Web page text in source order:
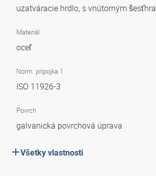
uzatváracie hrdlo, s vnútorným
Materiál
oceľ
Norm. prípojka 1
ISO 11926-3
Povrch
galvanická povrchová úprava
Všetky vlastnosti